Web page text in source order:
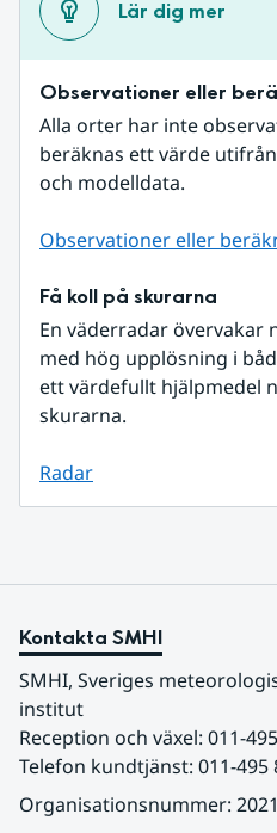
Lär dig mer
Observationer eller
Alla orter har inte
beräknas ett värde
och modelldata.
Observationer eller
Få koll på skurarna
En väderradar övervakar
med hög upplösning i
ett värdefullt hjälpmedel
skurarna.
Radar
Kontakta SMHI
SMHI, Sveriges
institut
Reception och växel: 011-
Telefon kundtjänst: 011-495
Organisationsnummer: